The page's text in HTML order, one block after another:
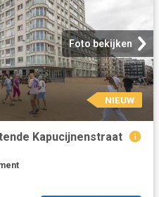
Foto bekijken
NIEUW
Kapucijnenstraat